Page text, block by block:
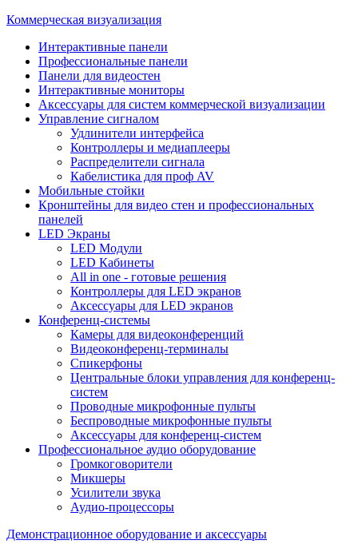
Коммерческая визуализация
Интерактивные панели
Профессиональные панели
Панели для видеостен
Интерактивные мониторы
Аксессуары для систем коммерческой визуализации
Управление сигналом
Удлинители интерфейса
Контроллеры и медиаплееры
Распределители сигнала
Кабелистика для проф AV
Мобильные стойки
Кронштейны для видео стен и профессиональных
панелей
LED Экраны
LED Модули
LED Кабинеты
All in one - готовые решения
Контроллеры для LED экранов
Аксессуары для LED экранов
Конференц-системы
Камеры для видеоконференций
Видеоконференц-терминалы
Спикерфоны
Центральные блоки управления для конференц-
систем
Проводные микрофонные пульты
Беспроводные микрофонные пульты
Аксессуары для конференц-систем
Профессиональное аудио оборудование
Громкоговорители
Микшеры
Усилители звука
Аудио-процессоры
Демонстрационное оборудование и аксессуары